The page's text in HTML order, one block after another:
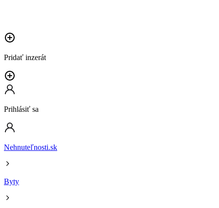
Pridať inzerát
Prihlásiť sa
Nehnuteľnosti.sk
Byty